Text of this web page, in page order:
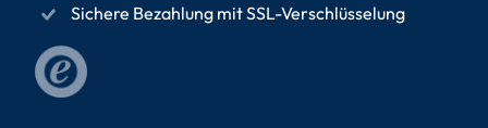
Sichere Bezahlung mit SSL-Verschlüsselung